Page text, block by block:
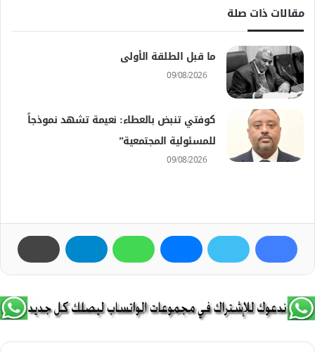
مقالات ذات صلة
ما قبل الطلقة الأولى
09/08/2026
كوفتي تنبض بالعطاء: نعيمة تشهد نموذجاً
للمسئولية المجتمعية”
09/08/2026